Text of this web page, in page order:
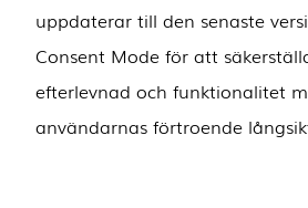
uppdaterar till den senaste
Consent Mode för att
efterlevnad och funktionalitet
användarnas förtroende